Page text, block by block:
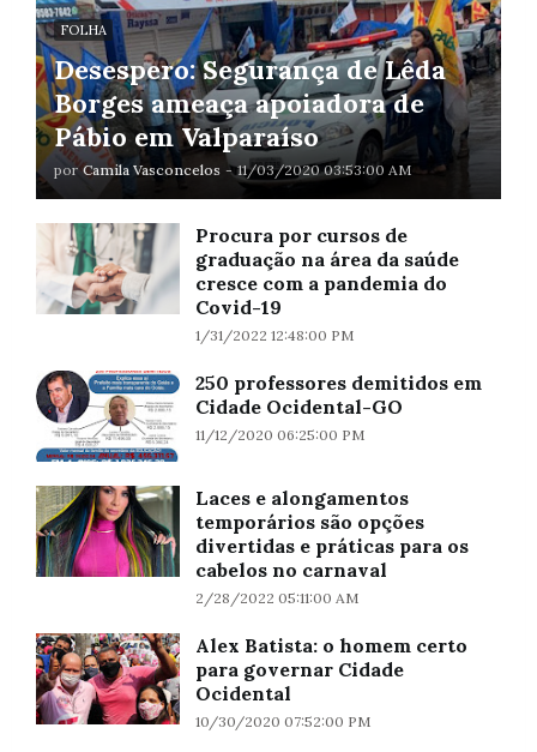
FOLHA
Desespero: Segurança de Lêda
Borges ameaça apoiadora de
Pábio em Valparaíso
por Camila Vasconcelos - 11/03/2020 03:53:00 AM
Procura por cursos de
graduação na área da saúde
cresce com a pandemia do
Covid-19
1/31/2022 12:48:00 PM
250 professores demitidos em
Cidade Ocidental-GO
11/12/2020 06:25:00 PM
Laces e alongamentos
temporários são opções
divertidas e práticas para os
cabelos no carnaval
2/28/2022 05:11:00 AM
Alex Batista: o homem certo
para governar Cidade
Ocidental
10/30/2020 07:52:00 PM